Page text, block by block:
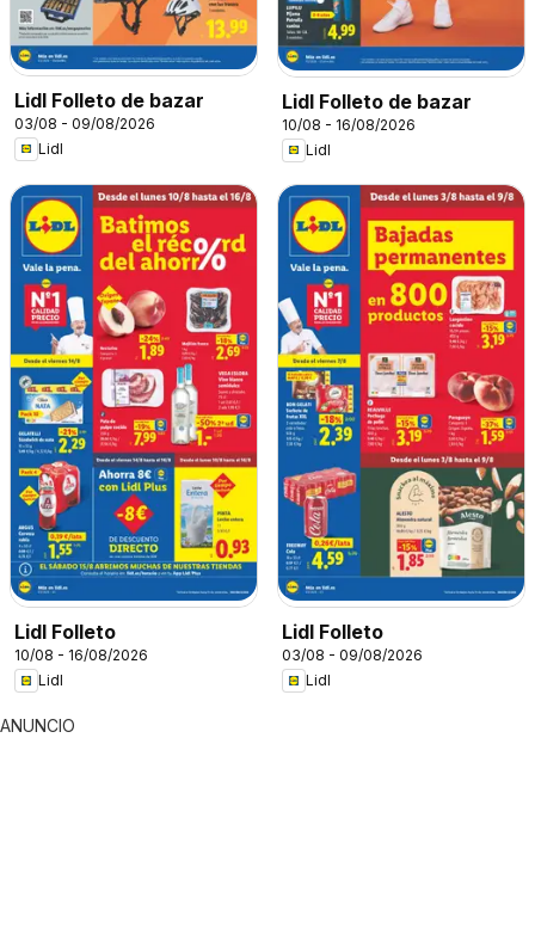
Lidl Folleto de bazar
03/08 - 09/08/2026
Lidl
Lidl Folleto de bazar
10/08 - 16/08/2026
Lidl
Lidl Folleto
10/08 - 16/08/2026
Lidl
Lidl Folleto
03/08 - 09/08/2026
Lidl
ANUNCIO